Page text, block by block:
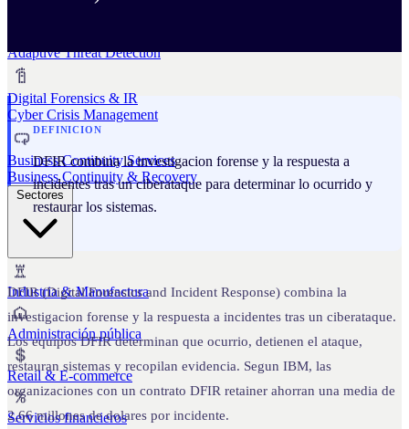
Adaptive Threat Detection
Digital Forensics & IR
Cyber Crisis Management
Business Continuity Services
Business Continuity & Recovery
Industria & Manufactura
Administración pública
Retail & E-commerce
Servicios financieros
DEFINICION
DFIR combina la investigacion forense y la respuesta a
incidentes tras un ciberataque para determinar lo ocurrido y
restaurar los sistemas.
DFIR (Digital Forensics and Incident Response) combina la
investigacion forense y la respuesta a incidentes tras un ciberataque.
Los equipos DFIR determinan que ocurrio, detienen el ataque,
restauran sistemas y recopilan evidencia. Segun IBM, las
organizaciones con un contrato DFIR retainer ahorran una media de
2,66 millones de dolares por incidente.